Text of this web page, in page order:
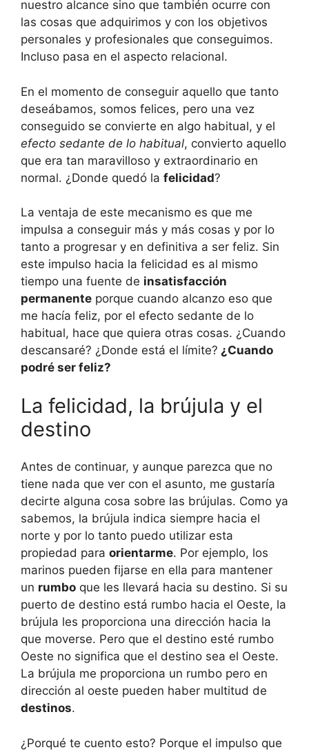
nuestro alcance sino que también ocurre con
las cosas que adquirimos y con los objetivos
personales y profesionales que conseguimos.
Incluso pasa en el aspecto relacional.
En el momento de conseguir aquello que tanto
deseábamos, somos felices, pero una vez
conseguido se convierte en algo habitual, y el
efecto sedante de lo habitual, convierto aquello
que era tan maravilloso y extraordinario en
normal. ¿Donde quedó la felicidad?
La ventaja de este mecanismo es que me
impulsa a conseguir más y más cosas y por lo
tanto a progresar y en definitiva a ser feliz. Sin
este impulso hacia la felicidad es al mismo
tiempo una fuente de insatisfacción
permanente porque cuando alcanzo eso que
me hacía feliz, por el efecto sedante de lo
habitual, hace que quiera otras cosas. ¿Cuando
descansaré? ¿Donde está el límite? ¿Cuando
podré ser feliz?
La felicidad, la brújula y el
destino
Antes de continuar, y aunque parezca que no
tiene nada que ver con el asunto, me gustaría
decirte alguna cosa sobre las brújulas. Como ya
sabemos, la brújula indica siempre hacia el
norte y por lo tanto puedo utilizar esta
propiedad para orientarme. Por ejemplo, los
marinos pueden fijarse en ella para mantener
un rumbo que les llevará hacia su destino. Si su
puerto de destino está rumbo hacia el Oeste, la
brújula les proporciona una dirección hacia la
que moverse. Pero que el destino esté rumbo
Oeste no significa que el destino sea el Oeste.
La brújula me proporciona un rumbo pero en
dirección al oeste pueden haber multitud de
destinos.
¿Porqué te cuento esto? Porque el impulso que